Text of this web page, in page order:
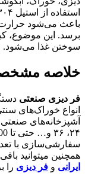
باعث می‌شود
برسد. این موضوع،
سوختن غذا می‌شود.
خلاصه
فر دیزی صنعتی
انواع خوراک‌های
سفارشی‌سازی با
همچنین میتوانید
ایرانی و فر دیزی را